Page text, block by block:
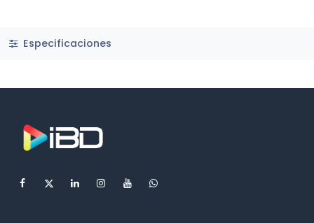
Especificaciones